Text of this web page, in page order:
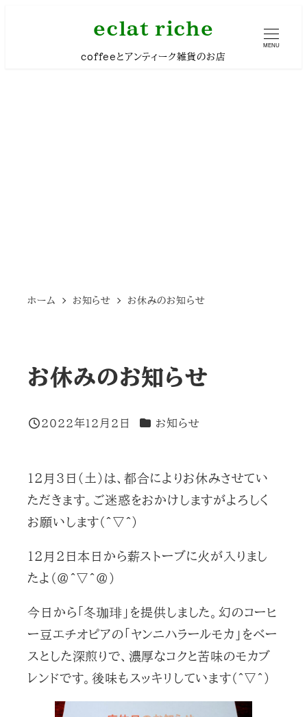
eclat riche
coffeeとアンティーク雑貨のお店
MENU
ホーム お知らせ お休みのお知らせ
お休みのお知らせ
投稿日
2022年12月2日 カテゴリー
お知らせ
12月３日（土）は、都合によりお休みさせてい
ただきます。ご迷惑をおかけしますがよろしく
お願いします(^▽^)
12月２日本日から薪ストーブに火が入りまし
たよ(@^▽^@)
今日から「冬珈琲」を提供しました。幻のコーヒ
ー豆エチオピアの「ヤンニハラールモカ」をベー
スとした深煎りで、濃厚なコクと苦味のモカブ
レンドです。後味もスッキリしています(^▽^)